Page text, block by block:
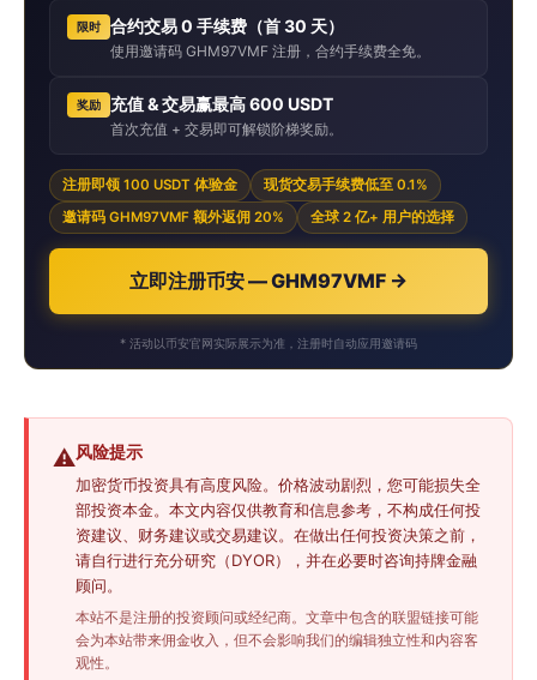
限时 合约交易 0 手续费（首 30 天）
使用邀请码 GHM97VMF 注册，合约手续费全免。
奖励 充值 & 交易赢最高 600 USDT
首次充值 + 交易即可解锁阶梯奖励。
注册即领 100 USDT 体验金
现货交易手续费低至 0.1%
邀请码 GHM97VMF 额外返佣 20%
全球 2 亿+ 用户的选择
立即注册币安 — GHM97VMF →
* 活动以币安官网实际展示为准，注册时自动应用邀请码
⚠️风险提示
加密货币投资具有高度风险。价格波动剧烈，您可能损失全
部投资本金。本文内容仅供教育和信息参考，不构成任何投
资建议、财务建议或交易建议。在做出任何投资决策之前，
请自行进行充分研究（DYOR），并在必要时咨询持牌金融
顾问。
本站不是注册的投资顾问或经纪商。文章中包含的联盟链接可能
会为本站带来佣金收入，但不会影响我们的编辑独立性和内容客
观性。